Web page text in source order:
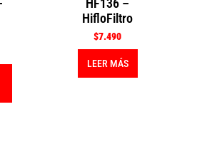
HF136 –
HifloFiltro
$7.490
LEER MÁS